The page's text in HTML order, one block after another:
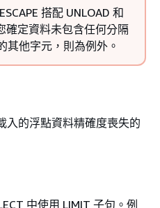
搭配 UNLOAD 和
確定資料未包含任何分隔
其他字元，則為例外。
入的浮點資料精確度喪失的
中使用 LIMIT 子句。例